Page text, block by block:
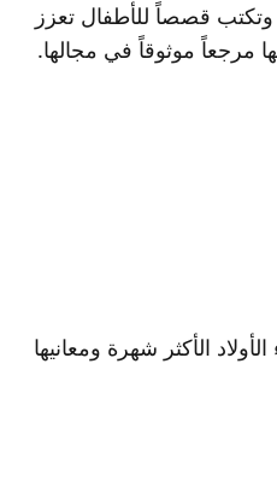
وتكتب قصصاً للأطفال تعزز
مرجعاً موثوقاً في مجالها.
الأكثر شهرة ومعانيها